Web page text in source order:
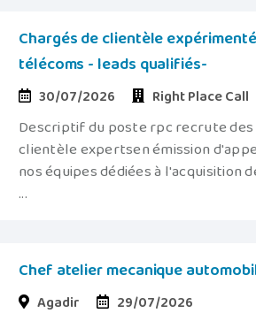
Chargés de clientèle
télécoms - leads qualifiés-
30/07/2026 Right Place Call
Descriptif du poste rpc recrute des
clientèle expertsen émission
nos équipes dédiées à l'acquisition
...
Chef atelier mecanique
Agadir 29/07/2026